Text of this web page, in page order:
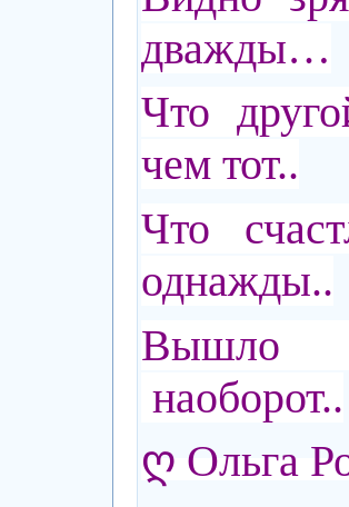
дважды…
Что
чем тот..
Что
однажды..
Вышло
наоборот..
ღ Ольга